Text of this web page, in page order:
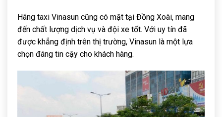
Hãng taxi Vinasun cũng có mặt tại Đồng Xoài, mang
đến chất lượng dịch vụ và đội xe tốt. Với uy tín đã
được khẳng định trên thị trường, Vinasun là một lựa
chọn đáng tin cậy cho khách hàng.